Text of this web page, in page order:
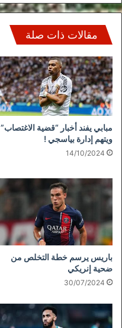
مقالات ذات صلة
مبابي يفند أخبار “قضية الاغتصاب”
ويتهم إدارة بياسجي !
14/10/2024
باريس يرسم خطة التخلص من
ضحية إنريكي
30/07/2024